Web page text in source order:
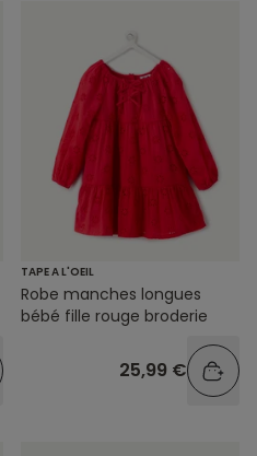
TAPE A L'OEIL
Robe manches longues
bébé fille rouge broderie
25,99 €